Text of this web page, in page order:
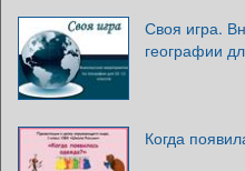
Своя игра.
географии
Когда